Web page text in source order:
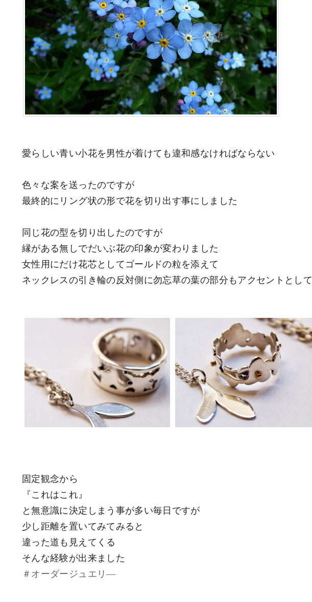
愛らしい青い小花を男性が着けても違和感なければならない
色々な案を送ったのですが
最終的にリング状の形で花を切り出す事にしました
同じ花の型を切り出したのですが
縁がある無しでだいぶ花の印象が変わりました
女性用にだけ花芯としてゴールドの粒を添えて
ネックレスの引き輪の反対側に勿忘草の葉の部分もアクセントとして
​固定観念から
『これはこれ』
と無意識に決定しまう事が多い毎日ですが
少し距離を置いてみてみると
違った道も見えてくる
そんな経験が出来ました
＃オーダージュエリ―